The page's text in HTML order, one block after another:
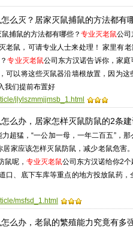
么灭？居家灭鼠捕鼠的方法都有
捕鼠的方法都有哪些？ 专业灭老鼠公司
老鼠，可请专业人士来处理！ 家里有
专业灭老鼠公司东方汉诺告诉你，家
可以将这些灭鼠器沿墙根放置，因为
我们提前布置好
jlylszmmjjmsb_1.html
么办，居家怎样灭鼠防鼠的2条建
猛，“一公加一母，一年二百五”，那
家应该怎样灭鼠防鼠，减少老鼠危害
鼠呢，专业灭老鼠公司东方汉诺给你2
口、底下车库等重点的地方投放鼠药
msfsd_1.html
么办，老鼠的繁殖能力究竟有多